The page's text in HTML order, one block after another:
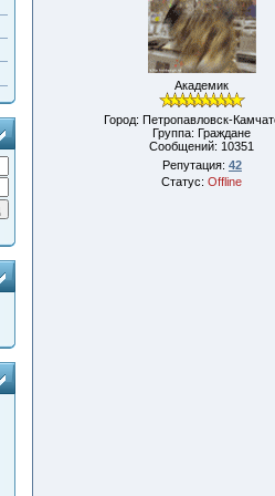
Академик
Город: Петропавловск-
Группа: Граждане
Сообщений: 10351
Репутация: 42
Статус:Offline